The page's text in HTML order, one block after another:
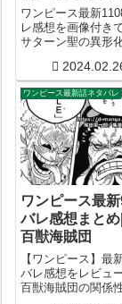
ワンピース最新
レ感想を画像付き
サターン聖の異形
界の真実とは？
ワンピース最新話ネタバレ
ワンピース最
バレ感想まと
百獣海賊団
【ワンピース】最
バレ感想をレビュ
百獣海賊団の関係